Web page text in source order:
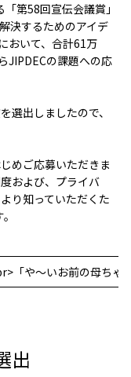
第58回宣伝会議賞」
決するためのアイデ
おいて、合計61万
JIPDECの課題への応
選出しましたので、
めご応募いただきま
および、プライバ
り知っていただくた
「や〜いお前の⺟ち
出